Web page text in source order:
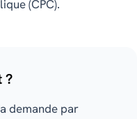
(CPC).
?
demande par